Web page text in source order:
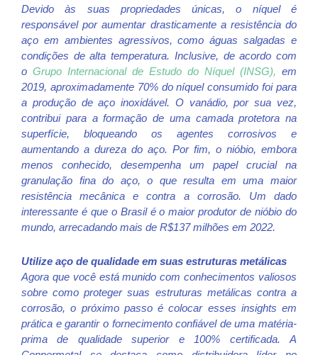
Devido às suas propriedades únicas, o níquel é
responsável por aumentar drasticamente a resistência do
aço em ambientes agressivos, como águas salgadas e
condições de alta temperatura. Inclusive, de acordo com
o Grupo Internacional de Estudo do Níquel (INSG), em
2019, aproximadamente 70% do níquel consumido foi para
a produção de aço inoxidável. O vanádio, por sua vez,
contribui para a formação de uma camada protetora na
superfície, bloqueando os agentes corrosivos e
aumentando a dureza do aço. Por fim, o nióbio, embora
menos conhecido, desempenha um papel crucial na
granulação fina do aço, o que resulta em uma maior
resistência mecânica e contra a corrosão. Um dado
interessante é que o Brasil é o maior produtor de nióbio do
mundo, arrecadando mais de R$137 milhões em 2022.
Utilize aço de qualidade em suas estruturas metálicas
Agora que você está munido com conhecimentos valiosos
sobre como proteger suas estruturas metálicas contra a
corrosão, o próximo passo é colocar esses insights em
prática e garantir o fornecimento confiável de uma matéria-
prima de qualidade superior e 100% certificada. A